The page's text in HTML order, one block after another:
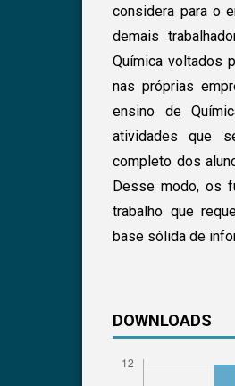
considera para o
demais
Química voltados
nas próprias
ensino de
atividades que
completo dos
Desse modo, os
trabalho que
base sólida de
DOWNLOADS